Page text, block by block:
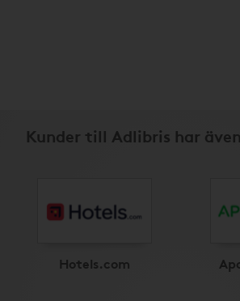
Kunder till Adlibris har
Hotels.com